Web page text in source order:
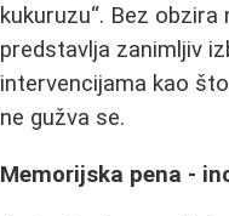
kukuruzu“. Bez
predstavlja zanimljiv
intervencijama kao
ne gužva se.
Memorijska pena -